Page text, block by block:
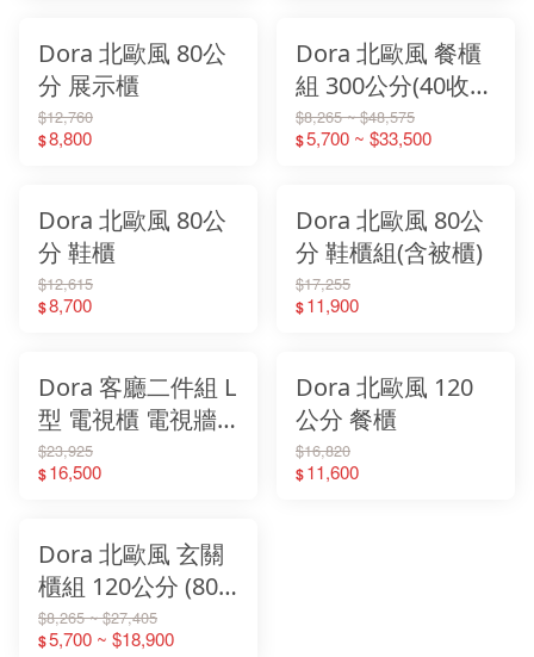
Dora 北歐風 80公
分 展示櫃
$12,760
$8,800
Dora 北歐風 餐櫃
組 300公分(40收納
櫃+60電器櫃+120
餐櫃+80展示櫃)
$8,265 ~ $48,575
$5,700 ~ $33,500
Dora 北歐風 80公
分 鞋櫃
$12,615
$8,700
Dora 北歐風 80公
分 鞋櫃組(含被櫃)
$17,255
$11,900
Dora 客廳二件組 L
型 電視櫃 電視牆
組 (電視櫃+展示櫃)
$23,925
$16,500
Dora 北歐風 120
公分 餐櫃
$16,820
$11,600
Dora 北歐風 玄關
櫃組 120公分 (80
玄關櫃+40收納櫃
+120被櫃)
$8,265 ~ $27,405
$5,700 ~ $18,900